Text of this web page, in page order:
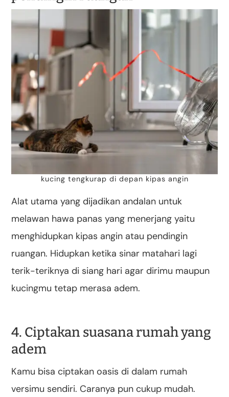
kucing tengkurap di depan kipas angin
Alat utama yang dijadikan andalan untuk
melawan hawa panas yang menerjang yaitu
menghidupkan kipas angin atau pendingin
ruangan. Hidupkan ketika sinar matahari lagi
terik-teriknya di siang hari agar dirimu maupun
kucingmu tetap merasa adem.
4. Ciptakan suasana rumah yang
adem
Kamu bisa ciptakan oasis di dalam rumah
versimu sendiri. Caranya pun cukup mudah.